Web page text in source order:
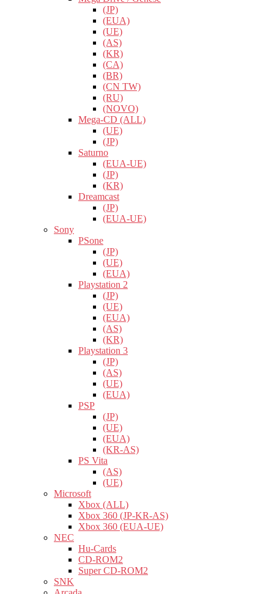
(JP)
(EUA)
(UE)
(AS)
(KR)
(CA)
(BR)
(CN TW)
(RU)
(NOVO)
Mega-CD (ALL)
(UE)
(JP)
Saturno
(EUA-UE)
(JP)
(KR)
Dreamcast
(JP)
(EUA-UE)
Sony
PSone
(JP)
(UE)
(EUA)
Playstation 2
(JP)
(UE)
(EUA)
(AS)
(KR)
Playstation 3
(JP)
(AS)
(UE)
(EUA)
PSP
(JP)
(UE)
(EUA)
(KR-AS)
PS Vita
(AS)
(UE)
Microsoft
Xbox (ALL)
Xbox 360 (JP-KR-AS)
Xbox 360 (EUA-UE)
NEC
Hu-Cards
CD-ROM2
Super CD-ROM2
SNK